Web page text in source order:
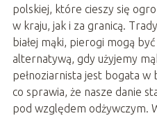
polskiej, które cieszy się
w kraju, jak i za granicą.
białej mąki, pierogi mogą
alternatywą, gdy użyjemy
pełnoziarnista jest bogata w
co sprawia, że nasze danie
pod względem odżywczym.